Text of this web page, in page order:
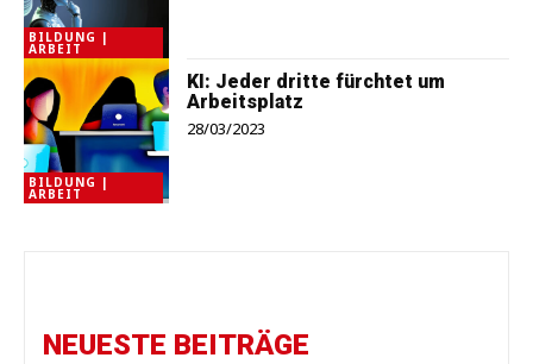
BILDUNG |
ARBEIT
BILDUNG |
ARBEIT
KI: Jeder dritte fürchtet um
Arbeitsplatz
28/03/2023
NEUESTE BEITRÄGE